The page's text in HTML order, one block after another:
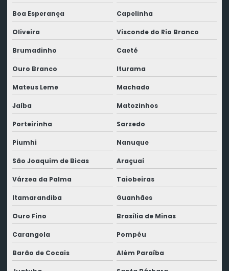
Boa Esperança Capelinha
Oliveira Visconde do Rio Branco
Brumadinho Caeté
Ouro Branco Iturama
Mateus Leme Machado
Jaíba Matozinhos
Porteirinha Sarzedo
Piumhi Nanuque
São Joaquim de Bicas Araçuaí
Várzea da Palma Taiobeiras
Itamarandiba Guanhães
Ouro Fino Brasília de Minas
Carangola Pompéu
Barão de Cocais Além Paraíba